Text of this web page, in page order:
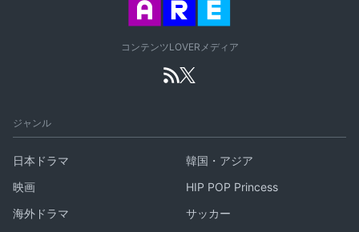
コンテンツLOVERメディア
ジャンル
日本ドラマ
韓国・アジア
映画
HIP POP Princess
海外ドラマ
サッカー